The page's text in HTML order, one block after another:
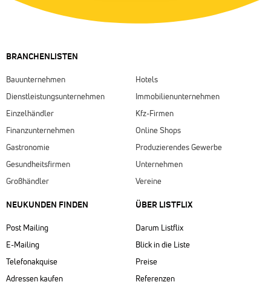
BRANCHENLISTEN
Bauunternehmen
Dienstleistungsunternehmen
Einzelhändler
Finanzunternehmen
Gastronomie
Gesundheitsfirmen
Großhändler
Hotels
Immobilienunternehmen
Kfz-Firmen
Online Shops
Produzierendes Gewerbe
Unternehmen
Vereine
NEUKUNDEN FINDEN
Post Mailing
E-Mailing
Telefonakquise
Adressen kaufen
ÜBER LISTFLIX​
Darum Listflix
Blick in die Liste
Preise
Referenzen